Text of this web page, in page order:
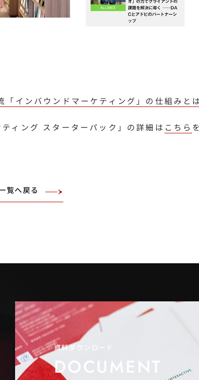
インバウンドマーケティング」の仕組みと
ィング スターターパック」の詳細は こちら
覧へ戻る
資料ダウンロード
DOCUMENT